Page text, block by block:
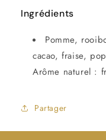
Ingrédients
Pomme,
cacao, fraise,
Arôme naturel :
Partager